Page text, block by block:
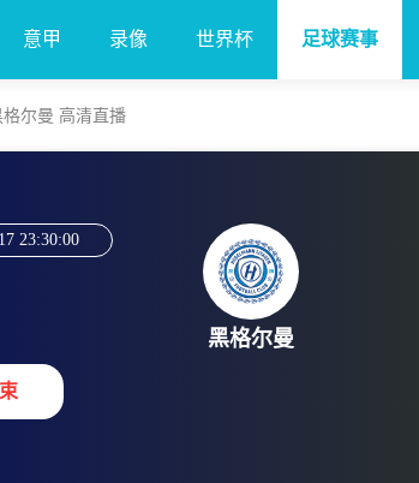
意甲 录像 世界杯 足球赛事
尔曼 高清直播
23:30:00
黑格尔曼